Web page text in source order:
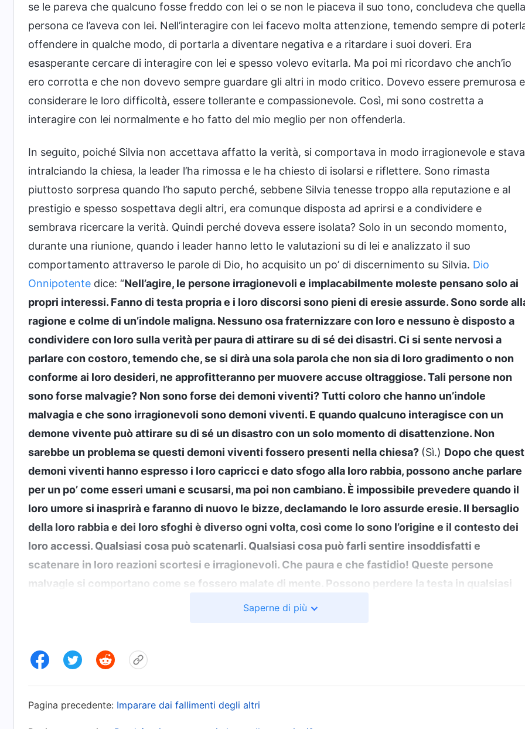
se le pareva che qualcuno fosse freddo con lei o se non le piaceva il suo tono, concludeva che quella
persona ce l’aveva con lei. Nell’interagire con lei facevo molta attenzione, temendo sempre di
offendere in qualche modo, di portarla a diventare negativa e a ritardare i suoi doveri. Era
esasperante cercare di interagire con lei e spesso volevo evitarla. Ma poi mi ricordavo che anch’io
ero corrotta e che non dovevo sempre guardare gli altri in modo critico. Dovevo essere premurosa e
considerare le loro difficoltà, essere tollerante e compassionevole. Così, mi sono costretta a
interagire con lei normalmente e ho fatto del mio meglio per non offenderla.
In seguito, poiché Silvia non accettava affatto la verità, si comportava in modo irragionevole e stava
intralciando la chiesa, la leader l’ha rimossa e le ha chiesto di isolarsi e riflettere. Sono rimasta
piuttosto sorpresa quando l’ho saputo perché, sebbene Silvia tenesse troppo alla reputazione e al
prestigio e spesso sospettava degli altri, era comunque disposta ad aprirsi e a condividere e
sembrava ricercare la verità. Quindi perché doveva essere isolata? Solo in un secondo momento,
durante una riunione, quando i leader hanno letto le valutazioni su di lei e analizzato il suo
comportamento attraverso le parole di Dio, ho acquisito un po’ di discernimento su Silvia. Dio
Onnipotente dice: “Nell’agire, le persone irragionevoli e implacabilmente moleste pensano solo ai
propri interessi. Fanno di testa propria e i loro discorsi sono pieni di eresie assurde. Sono sorde
ragione e colme di un’indole maligna. Nessuno osa fraternizzare con loro e nessuno è disposto a
condividere con loro sulla verità per paura di attirare su di sé dei disastri. Ci si sente nervosi a
parlare con costoro, temendo che, se si dirà una sola parola che non sia di loro gradimento o non
conforme ai loro desideri, ne approfitteranno per muovere accuse oltraggiose. Tali persone non
sono forse malvagie? Non sono forse dei demoni viventi? Tutti coloro che hanno un’indole
malvagia e che sono irragionevoli sono demoni viventi. E quando qualcuno interagisce con un
demone vivente può attirare su di sé un disastro con un solo momento di disattenzione. Non
sarebbe un problema se questi demoni viventi fossero presenti nella chiesa? (Sì.) Dopo che
demoni viventi hanno espresso i loro capricci e dato sfogo alla loro rabbia, possono anche parlare
per un po’ come esseri umani e scusarsi, ma poi non cambiano. È impossibile prevedere quando il
loro umore si inasprirà e faranno di nuovo le bizze, declamando le loro assurde eresie. Il bersaglio
della loro rabbia e dei loro sfoghi è diverso ogni volta, così come lo sono l’origine e il contesto dei
loro accessi. Qualsiasi cosa può scatenarli. Qualsiasi cosa può farli sentire insoddisfatti e
scatenare in loro reazioni scortesi e irragionevoli. Che paura e che fastidio! Queste persone
malvagie si comportano come se fossero malate di mente. Possono perdere la testa in qualsiasi
momento e nessuno sa di cosa sono capaci. Nutro il massimo odio per simili individui. Ognuno di
quando accade loro qualcosa, si sfogano in modo irruento. […] Non ammettono di avere un
problemi irragionevoli fossero causati da qualcun altro e loro non avessero altra scelta che
Saperne di più
Pagina precedente: Imparare dai fallimenti degli altri